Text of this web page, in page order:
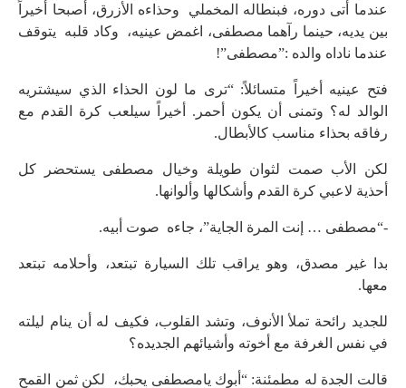
عندما أتى دوره، فبنطاله المخملي وحذاءه الأزرق، أصبحا أخيراً
بين يديه، حينما رآهما مصطفى، اغمض عينيه، وكاد قلبه يتوقف
عندما ناداه والده :”مصطفى”!
فتح عينيه أخيراً متسائلاً: “ترى ما لون الحذاء الذي سيشتريه
الوالد له؟ وتمنى أن يكون أحمر. أخيراً سيلعب كرة القدم مع
رفاقه بحذاء مناسب كالأبطال.
لكن الأب صمت لثوان طويلة وخيال مصطفى يستحضر كل
أحذية لاعبي كرة القدم وأشكالها وألوانها.
-“مصطفى … إنت المرة الجاية”، جاءه صوت أبيه.
بدا غير مصدق، وهو يراقب تلك السيارة تبتعد، وأحلامه تبتعد
معها.
للجديد رائحة تملأ الأنوف، وتشد القلوب، فكيف له أن ينام ليلته
في نفس الغرفة مع أخوته وأشيائهم الجديده؟
قالت الجدة له مطمئنة: “أبوك يامصطفى يحبك، لكن ثمن القمح